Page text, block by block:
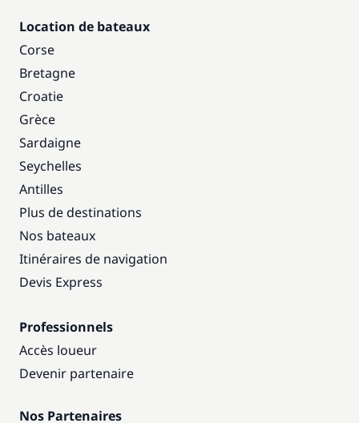
Location de bateaux
Corse
Bretagne
Croatie
Grèce
Sardaigne
Seychelles
Antilles
Plus de destinations
Nos bateaux
Itinéraires de navigation
Devis Express
Professionnels
Accès loueur
Devenir partenaire
Nos Partenaires